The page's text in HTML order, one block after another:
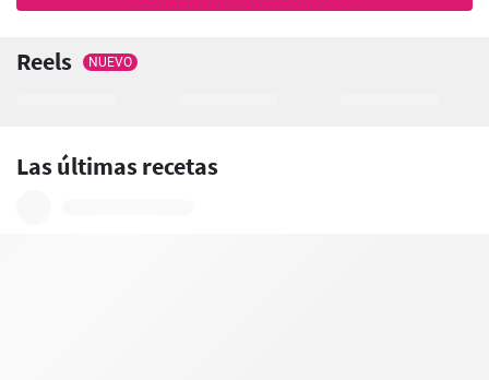
Reels NUEVO
Las últimas recetas